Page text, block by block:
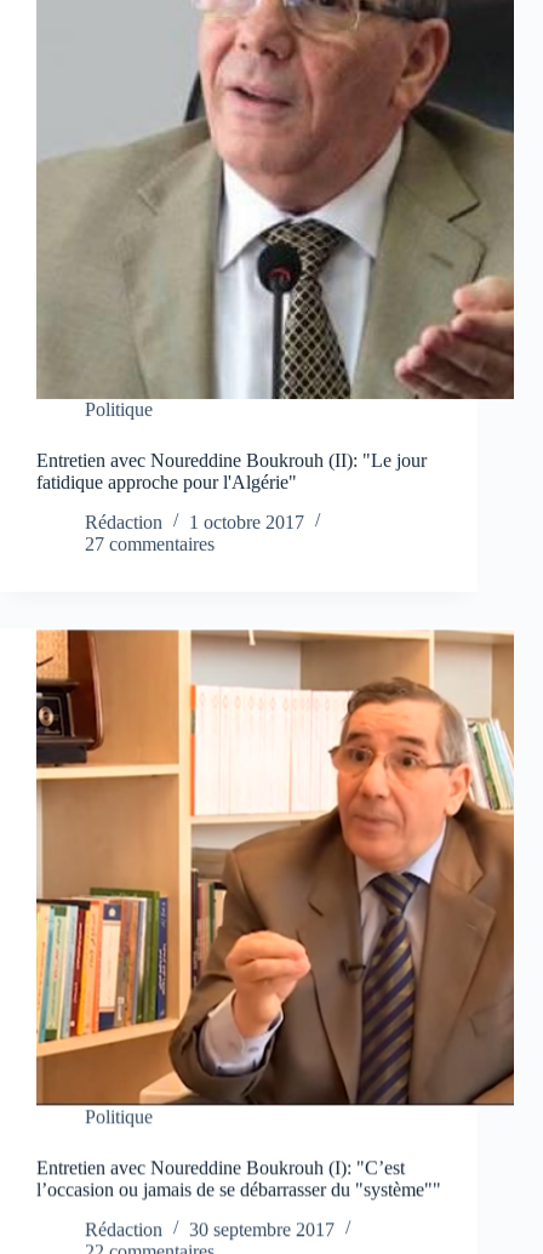
Politique
Entretien avec Noureddine Boukrouh (II): "Le jour
fatidique approche pour l'Algérie"
Rédaction
1 octobre 2017
27 commentaires
Politique
Entretien avec Noureddine Boukrouh (I): "C’est
l’occasion ou jamais de se débarrasser du "système""
Rédaction
30 septembre 2017